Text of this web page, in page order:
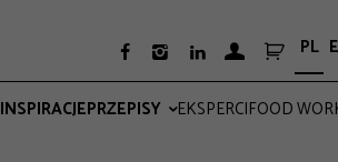
   PL
INSPIRACJEPRZEPISY EKSPERCIFOOD